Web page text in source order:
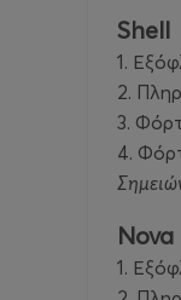
Shell
1.
2.
3.
4.
Nova
1.